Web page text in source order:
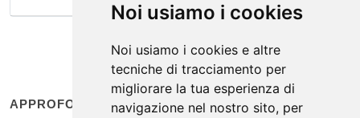
Noi usiamo i cookies
Noi usiamo i cookies e altre
tecniche di tracciamento per
migliorare la tua esperienza di
navigazione nel nostro sito, per
APPROFONDIMENTI